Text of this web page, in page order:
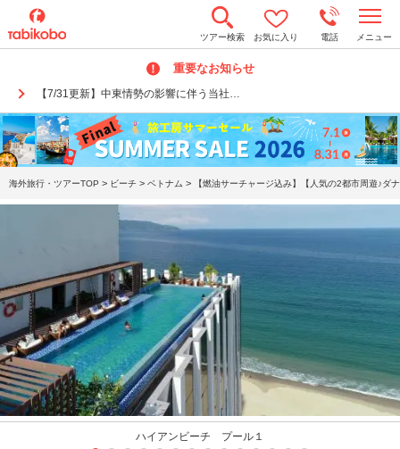
ツアー検索 お気に入り 電話 メニュー
重要なお知らせ
【7/31更新】中東情勢の影響に伴う当社…
o
n
a
v
i
g
a
t
i
n
海外旅行・ツアーTOP > ビーチ > ベトナム > 【燃油サーチャージ込み】【人気の2都市周遊♪
ハイアンビーチ プール１